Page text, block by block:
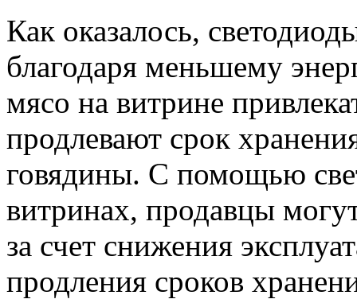
Как оказалось,
благодаря меньшему
мясо на витрине
продлевают срок
говядины. С помощью
витринах, продавцы
за счет снижения
продления сроков